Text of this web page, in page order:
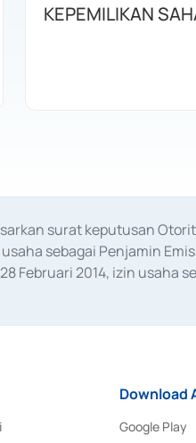
KEPEMILIKAN
surat keputusan
sebagai Penjamin
Februari 2014, izin usaha
Download
Google Play